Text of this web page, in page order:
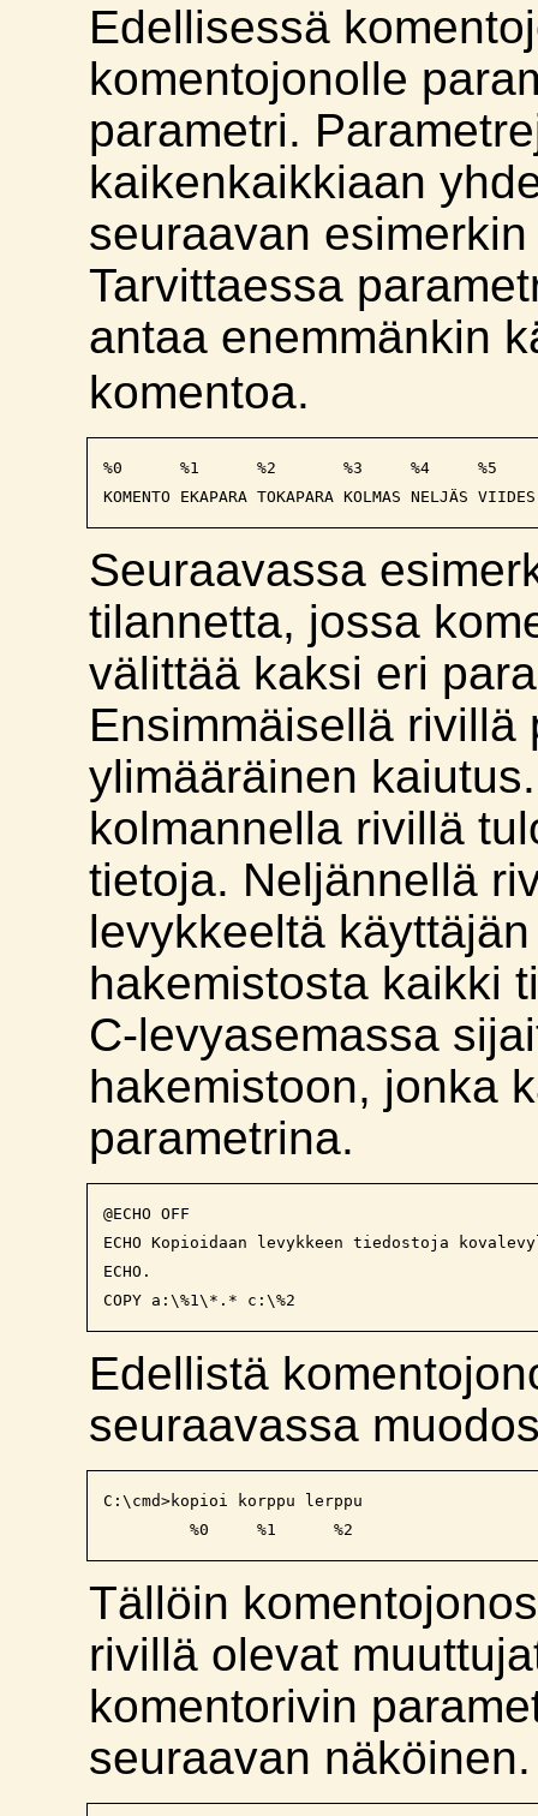
Edellisessä
komentojonolle
parametri.
kaikenkaikkiaan
seuraavan
Tarvittaessa
antaa enemmänkin
komentoa.
%0      %1      %2       %3     %4     %5
Seuraavassa
tilannetta, jossa
välittää kaksi eri
Ensimmäisellä rivillä
ylimääräinen
kolmannella rivillä
tietoja. Neljännellä
levykkeeltä
hakemistosta kaikki
C-levyasemassa
hakemistoon, jonka
parametrina.
@ECHO OFF
ECHO Kopioidaan levykkeen tiedostoja
ECHO.
Edellistä
seuraavassa
C:\cmd>kopioi korppu lerppu
Tällöin
rivillä olevat
komentorivin
seuraavan näköinen.